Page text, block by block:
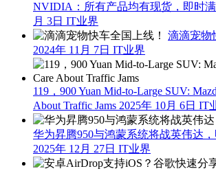
NVIDIA：所有产品均有现货，即时
月 3日 IT业界
滴滴宠物
2024年 11月 7日 IT业界
119，900 Yuan Mid-to-Large SUV:
About Traffic Jams 2025年 10月 6日 IT
华为昇腾950与鸿蒙系统将战英伟达
2025年 12月 27日 IT业界